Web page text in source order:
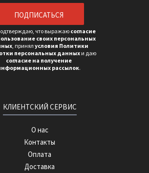
КЛИЕНТСКИЙ СЕРВИС
О нас
Контакты
Оплата
Доставка
что выражаю согласие
своих персональных
, принял условия Политики
персональных данныхи даю
согласие на получение
рассылок.